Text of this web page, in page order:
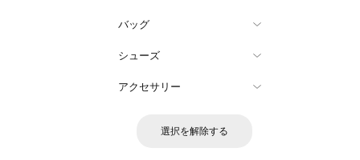
バッグ
シューズ
アクセサリー
選択を解除する